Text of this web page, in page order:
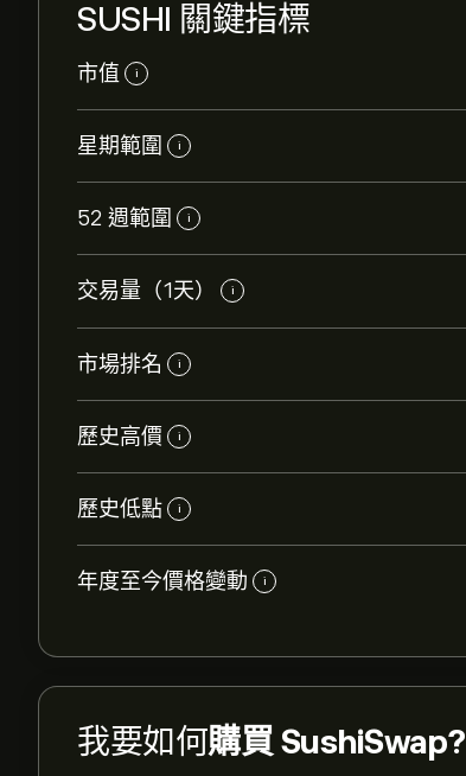
SUSHI 關鍵指標
市值 i
星期範圍 i
52 週範圍 i
交易量（1天） i
市場排名 i
歷史高價 i
歷史低點 i
年度至今價格變動 i
我要如何購買 SushiSwap?
SUSHI 的目前價格是 ‎$‎0.1655 美元
SushiSwap 的市值是 ‎$‎47.4M 美元